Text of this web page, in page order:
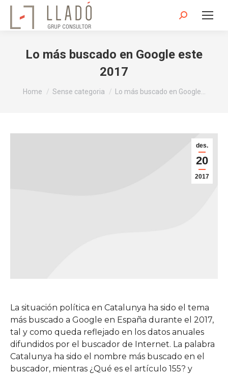
Search:
Lo más buscado en Google este
2017
You are here:
Home Sense categoria Lo más buscado en Google…
des.
20
2017
La situación política en Catalunya ha sido el tema
más buscado a Google en España durante el 2017,
tal y como queda reflejado en los datos anuales
difundidos por el buscador de Internet. La palabra
Catalunya ha sido el nombre más buscado en el
buscador, mientras ¿Qué es el artículo 155? y